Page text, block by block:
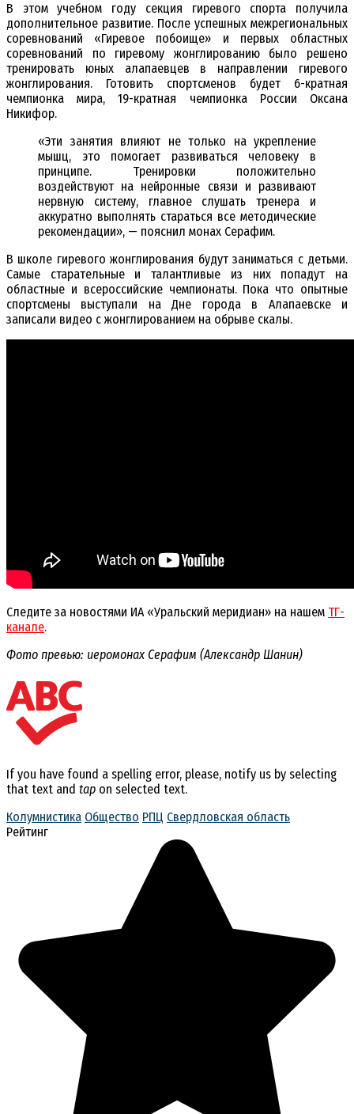
В этом учебном году секция гиревого спорта получила
дополнительное развитие. После успешных межрегиональных
соревнований «Гиревое побоище» и первых областных
соревнований по гиревому жонглированию было решено
тренировать юных алапаевцев в направлении гиревого
жонглирования. Готовить спортсменов будет 6-кратная
чемпионка мира, 19-кратная чемпионка России Оксана
Никифор.
«Эти занятия влияют не только на укрепление
мышц, это помогает развиваться человеку в
принципе. Тренировки положительно
воздействуют на нейронные связи и развивают
нервную систему, главное слушать тренера и
аккуратно выполнять стараться все методические
рекомендации», — пояснил монах Серафим.
В школе гиревого жонглирования будут заниматься с детьми.
Самые старательные и талантливые из них попадут на
областные и всероссийские чемпионаты. Пока что опытные
спортсмены выступали на Дне города в Алапаевске и
записали видео с жонглированием на обрыве скалы.
Следите за новостями ИА «Уральский меридиан» на нашем ТГ-
канале.
Фото превью: иеромонах Серафим (Александр Шанин)
If you have found a spelling error, please, notify us by selecting
that text and tap on selected text.
Колумнистика Общество РПЦ Свердловская область
Рейтинг